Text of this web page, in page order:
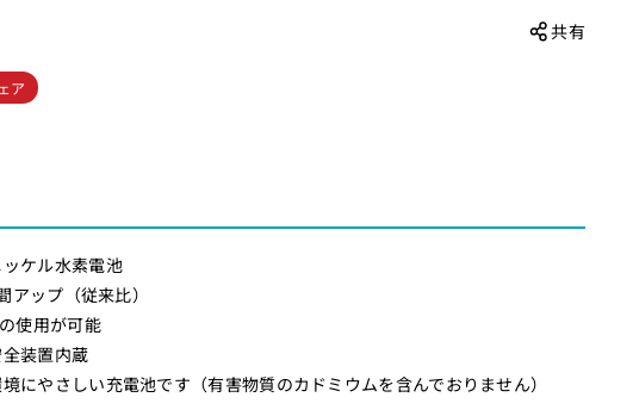
共有
ア
ケル水素電池
ップ（従来比）
使用が可能
装置内蔵
にやさしい充電池です（有害物質のカドミウムを含んでおりません）